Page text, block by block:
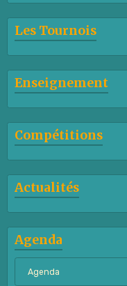
Les Tournois
Enseignement
Compétitions
Actualités
Agenda
Agenda